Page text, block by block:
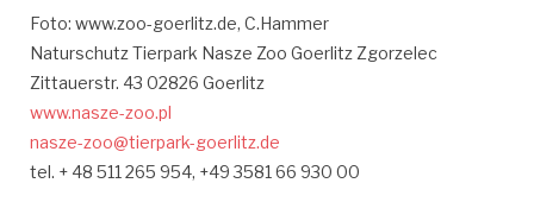
Foto: www.zoo-goerlitz.de, C.Hammer
Naturschutz Tierpark Nasze Zoo Goerlitz Zgorzelec
Zittauerstr. 43 02826 Goerlitz
www.nasze-zoo.pl
nasze-zoo@tierpark-goerlitz.de
tel. + 48 511 265 954, +49 3581 66 930 00